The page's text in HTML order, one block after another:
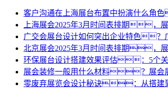
客户沟通在上海展台布置中扮演什么角
上海展会2025年3月时间表排期，
广交会展台设计如何突出企业特色？
北京展会2025年3月时间表排期，
环保展台设计搭建效果评估：5个
展会装修一般用什么材料？展会
零废弃展览会设计秘诀：从搭建